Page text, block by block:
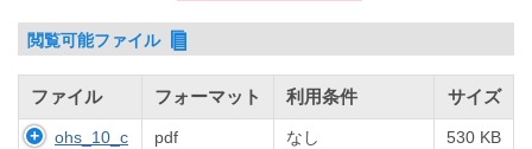
閲覧可能ファイル
ファイル フォーマット 利用条件 サイズ
ohs_10_c pdf なし 530 KB